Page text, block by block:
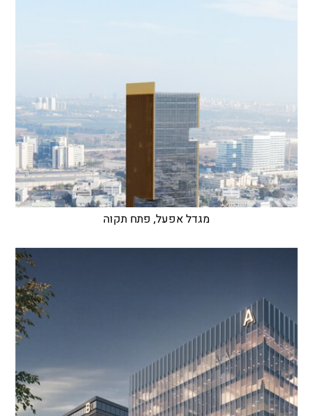
מגדל אפעל, פתח תקוה